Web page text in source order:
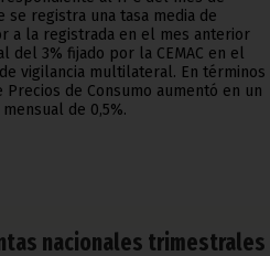
se registra una tasa media de
a la registrada en el mes anterior
del 3% fijado por la CEMAC en el
vigilancia multilateral. En términos
de Consumo aumentó en un
de 0,5%.
nacionales trimestrales